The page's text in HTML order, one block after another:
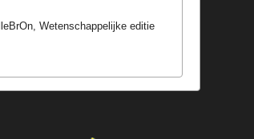
Wetenschappelijke editie